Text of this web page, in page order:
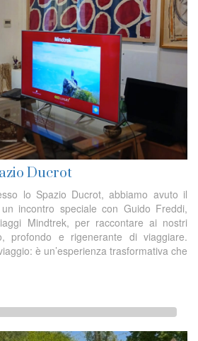
Ducrot
lo Spazio Ducrot, abbiamo avuto il
incontro speciale con Guido Freddi,
Mindtrek, per raccontare ai nostri
profondo e rigenerante di viaggiare.
è un’esperienza trasformativa che